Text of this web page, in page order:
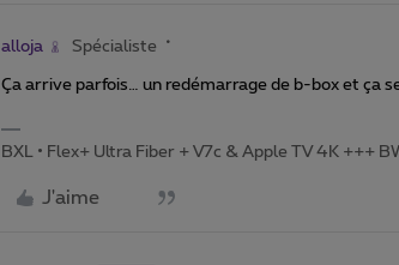
alloja Spécialiste
Ça arrive parfois… un redémarrage de b-box et ça
BXL • Flex+ Ultra Fiber + V7c & Apple TV 4K +++
J'aime